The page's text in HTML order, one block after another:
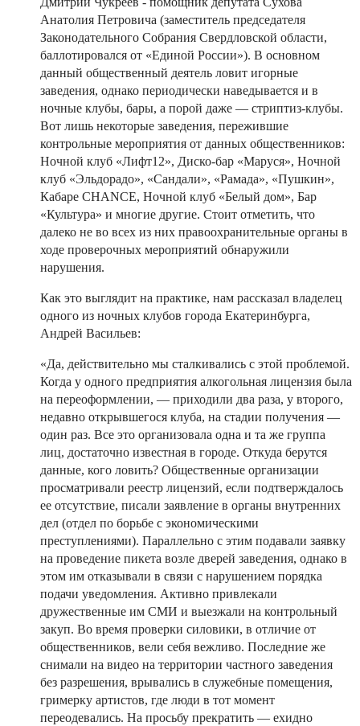
Анатолия Петровича (заместитель председателя
Законодательного Собрания Свердловской области,
баллотировался от «Единой России»). В основном
данный общественный деятель ловит игорные
заведения, однако периодически наведывается и в
ночные клубы, бары, а порой даже — стриптиз-клубы.
Вот лишь некоторые заведения, пережившие
контрольные мероприятия от данных общественников:
Ночной клуб «Лифт12», Диско-бар «Маруся», Ночной
клуб «Эльдорадо», «Сандали», «Рамада», «Пушкин»,
Кабаре CHANCE, Ночной клуб «Белый дом», Бар
«Культура» и многие другие. Стоит отметить, что
далеко не во всех из них правоохранительные органы в
ходе проверочных мероприятий обнаружили
нарушения.
Как это выглядит на практике, нам рассказал владелец
одного из ночных клубов города Екатеринбурга,
Андрей Васильев:
«Да, действительно мы сталкивались с этой проблемой.
Когда у одного предприятия алкогольная лицензия была
на переоформлении, — приходили два раза, у второго,
недавно открывшегося клуба, на стадии получения —
один раз. Все это организовала одна и та же группа
лиц, достаточно известная в городе. Откуда берутся
данные, кого ловить? Общественные организации
просматривали реестр лицензий, если подтверждалось
ее отсутствие, писали заявление в органы внутренних
дел (отдел по борьбе с экономическими
преступлениями). Параллельно с этим подавали заявку
на проведение пикета возле дверей заведения, однако в
этом им отказывали в связи с нарушением порядка
подачи уведомления. Активно привлекали
дружественные им СМИ и выезжали на контрольный
закуп. Во время проверки силовики, в отличие от
общественников, вели себя вежливо. Последние же
снимали на видео на территории частного заведения
без разрешения, врывались в служебные помещения,
гримерку артистов, где люди в тот момент
переодевались. На просьбу прекратить — ехидно